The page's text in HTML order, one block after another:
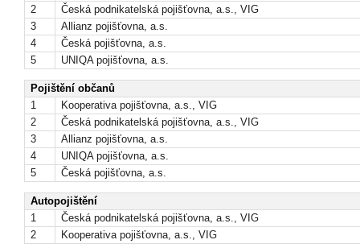
2
Česká podnikatelská pojišťovna, a.s., VIG
3
Allianz pojišťovna, a.s.
4
Česká pojišťovna, a.s.
5
UNIQA pojišťovna, a.s.
Pojištění občanů
1
Kooperativa pojišťovna, a.s., VIG
2
Česká podnikatelská pojišťovna, a.s., VIG
3
Allianz pojišťovna, a.s.
4
UNIQA pojišťovna, a.s.
5
Česká pojišťovna, a.s.
Autopojištění
1
Česká podnikatelská pojišťovna, a.s., VIG
2
Kooperativa pojišťovna, a.s., VIG